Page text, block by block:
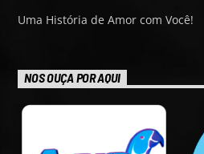
Uma História de Amor com Você!
NOS OUÇA POR AQUI